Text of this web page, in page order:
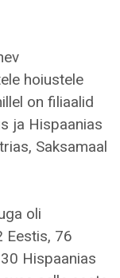
hoiustele
on filiaalid
ja Hispaanias
Saksamaal
oli
Eestis, 76
Hispaanias